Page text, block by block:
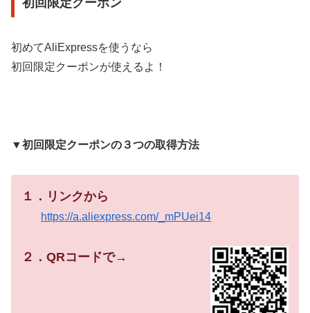
初めてAliExpressを使うなら
初回限定クーポンが使えるよ！
▼初回限定クーポンの３つの取得方法
１．リンクから
https://a.aliexpress.com/_mPUei14
２．QRコードで→